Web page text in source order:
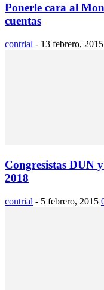
Ponerle cara al
cuentas
contrial - 13 febrero, 2015
Congresistas DUN
2018
contrial - 5 febrero, 2015